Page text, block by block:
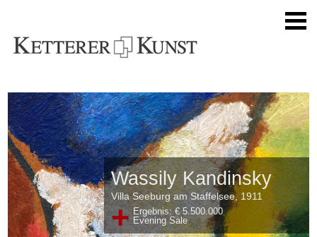
Wassily Kandinsky
Villa Seeburg am Staffelsee, 1911
+ Ergebnis: € 5.500.000
Evening Sale